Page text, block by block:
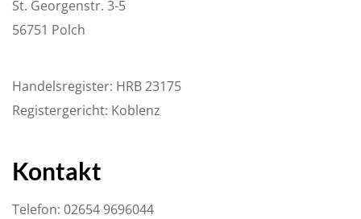
St. Georgenstr. 3-5
56751 Polch
Handelsregister: HRB 23175
Registergericht: Koblenz
Kontakt
Telefon: 02654 9696044